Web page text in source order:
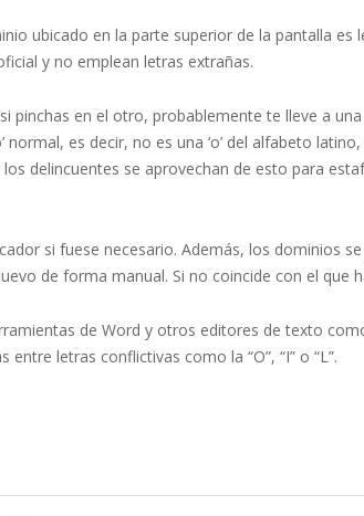
ubicado en la parte superior de la pantalla es
y no emplean letras extrañas.
pinchas en el otro, probablemente te lleve a
normal, es decir, no es una ‘o’ del alfabeto latino,
delincuentes se aprovechan de esto para
si fuese necesario. Además, los dominios
de forma manual. Si no coincide con el que
de Word y otros editores de texto
letras conflictivas como la “O”, “I” o “L”.